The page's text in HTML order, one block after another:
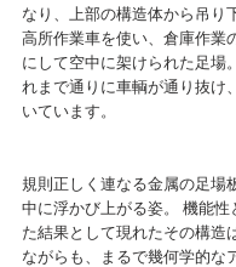
なり、上部の構造体から吊り
高所作業車を使い、倉庫作業
にして空中に架けられた足場
れまで通りに車輌が通り抜け
いています。
規則正しく連なる金属の足場
中に浮かび上がる姿。 機能性
た結果として現れたその構造
ながらも、まるで幾何学的な